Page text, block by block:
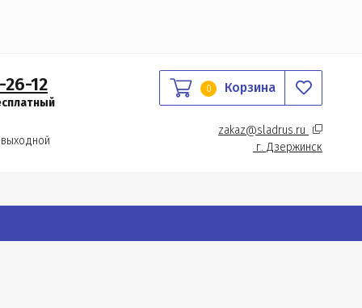
12 0 Корзина
zakaz@sladrus.ru
г. Дзержинск